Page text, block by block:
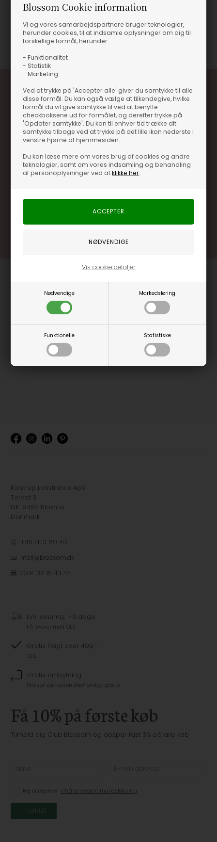
Blossom Cookie information
Vi og vores samarbejdspartnere bruger teknologier,
herunder cookies, til at indsamle oplysninger om dig til
forskellige formål, herunder:
- Funktionalitet
- Statistik
- Marketing
Ved at trykke på 'Accepter alle' giver du samtykke til alle
disse formål. Du kan også vælge at tilkendegive, hvilke
formål du vil give samtykke til ved at benytte
checkboksene ud for formålet, og derefter trykke på
'Opdater samtykke'. Du kan til enhver tid trække dit
samtykke tilbage ved at trykke på det lille ikon nederste i
venstre hjørne af hjemmesiden.
Du kan læse mere om vores brug af cookies og andre
teknologier, samt om vores indsamling og behandling
af personoplysninger ved atklikke her.
Nødvendige Markedsføring
Funktionelle Statistiske
Vis cookie detaljer
Varenummer 15940-1122504101
Særlige, eksklusive tilbud kun til klubkunder
Brug dine point allerede på næste køb
Læs mere og bliv medlem
Kalstrup Livsstilshus ApS
Torvet 3
DK-9492 Blokhus
Danmark
+45 21 13 60 40
mail@blossom.dk
CVR: 32 15 43 44
Lyn levering, 1-3 dage
Få leveret med GLS
Gratis fragt over 499,-
GLS
Gratis ombytning
Passer størrelsen ikke? ombyt gratis
Få 10% på første køb
Tilmeld dig Club Blossom og opspar fast 3% på alle køb
Jeg accepterervilkårene samt markedsføring